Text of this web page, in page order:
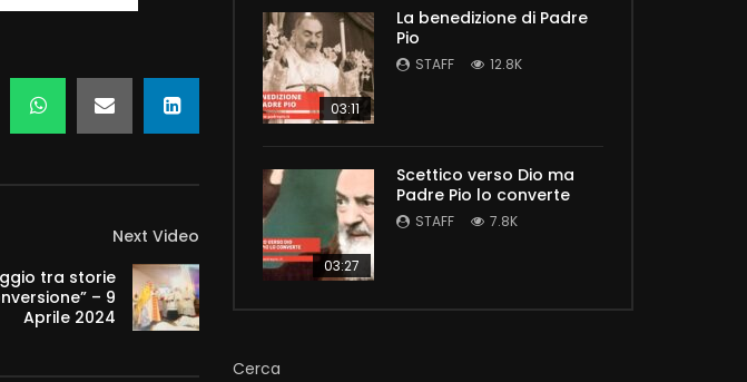
Next Video
tra storie
– 9
Aprile 2024
03:11
La benedizione di Padre
Pio
STAFF 12.8K
03:27
Scettico verso Dio ma
Padre Pio lo converte
STAFF 7.8K
Cerca